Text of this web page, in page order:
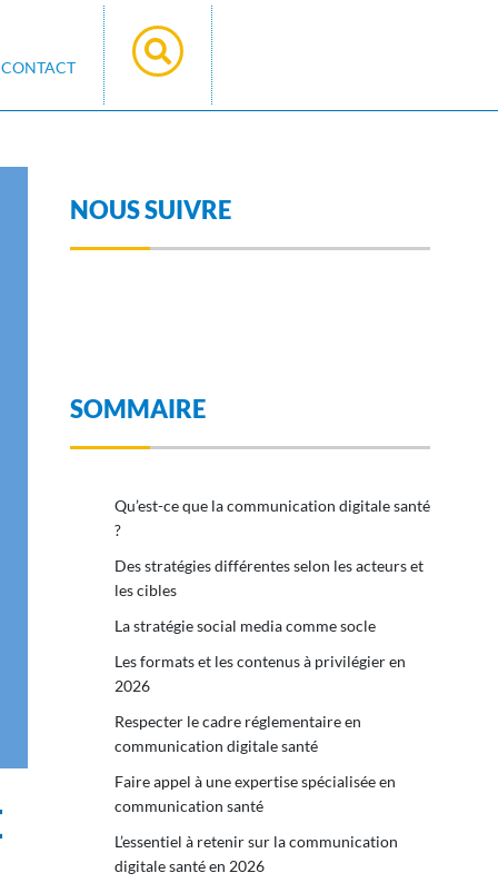
CONTACT
NOUS SUIVRE
SOMMAIRE
Qu’est-ce que la communication digitale santé
?
Des stratégies différentes selon les acteurs et
les cibles
La stratégie social media comme socle
Les formats et les contenus à privilégier en
2026
Respecter le cadre réglementaire en
communication digitale santé
Faire appel à une expertise spécialisée en
communication santé
L’essentiel à retenir sur la communication
digitale santé en 2026